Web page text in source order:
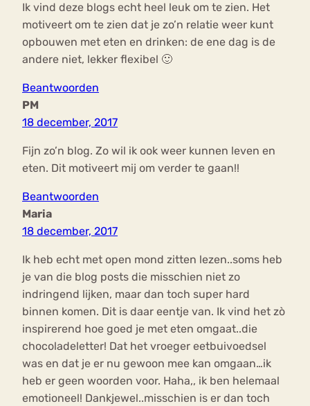
Ik vind deze blogs echt heel leuk om te zien. Het
motiveert om te zien dat je zo’n relatie weer kunt
opbouwen met eten en drinken: de ene dag is de
andere niet, lekker flexibel 🙂
Beantwoorden
PM
18 december, 2017
Fijn zo’n blog. Zo wil ik ook weer kunnen leven en
eten. Dit motiveert mij om verder te gaan!!
Beantwoorden
Maria
18 december, 2017
Ik heb echt met open mond zitten lezen..soms heb
je van die blog posts die misschien niet zo
indringend lijken, maar dan toch super hard
binnen komen. Dit is daar eentje van. Ik vind het zò
inspirerend hoe goed je met eten omgaat..die
chocoladeletter! Dat het vroeger eetbuivoedsel
was en dat je er nu gewoon mee kan omgaan…ik
heb er geen woorden voor. Haha,, ik ben helemaal
emotioneel! Dankjewel..misschien is er dan toch